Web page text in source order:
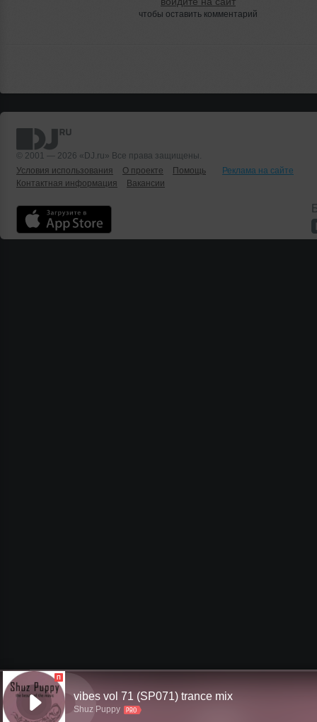
чтобы оставить комментарий
© 2001 — 2026 «DJ.ru» Все права защищены.
Условия использования
О проекте Помощь
Реклама на сайте
Контактная информация
Вакансии
П
vibes vol 71 (SP071) trance mix
Shuz Puppy